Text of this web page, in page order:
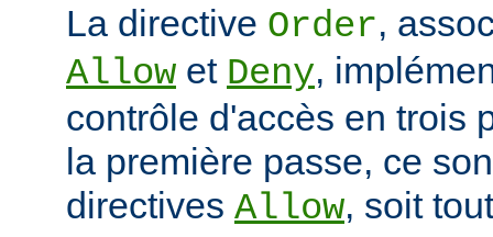
La directive Order,
Allow et Deny,
contrôle d'accès en trois
la première passe, ce
directives Allow, soit